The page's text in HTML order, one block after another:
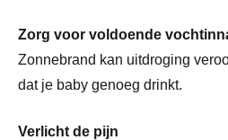
Zorg voor voldoende
Zonnebrand kan uitdroging
dat je baby genoeg drinkt.
Verlicht de pijn